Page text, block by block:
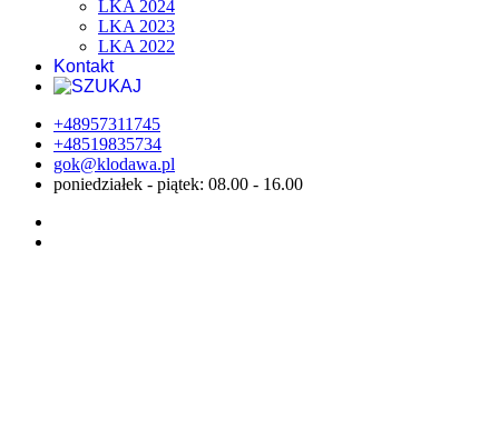
LKA 2024
LKA 2023
LKA 2022
Kontakt
+48957311745
+48519835734
gok@klodawa.pl
poniedziałek - piątek: 08.00 - 16.00